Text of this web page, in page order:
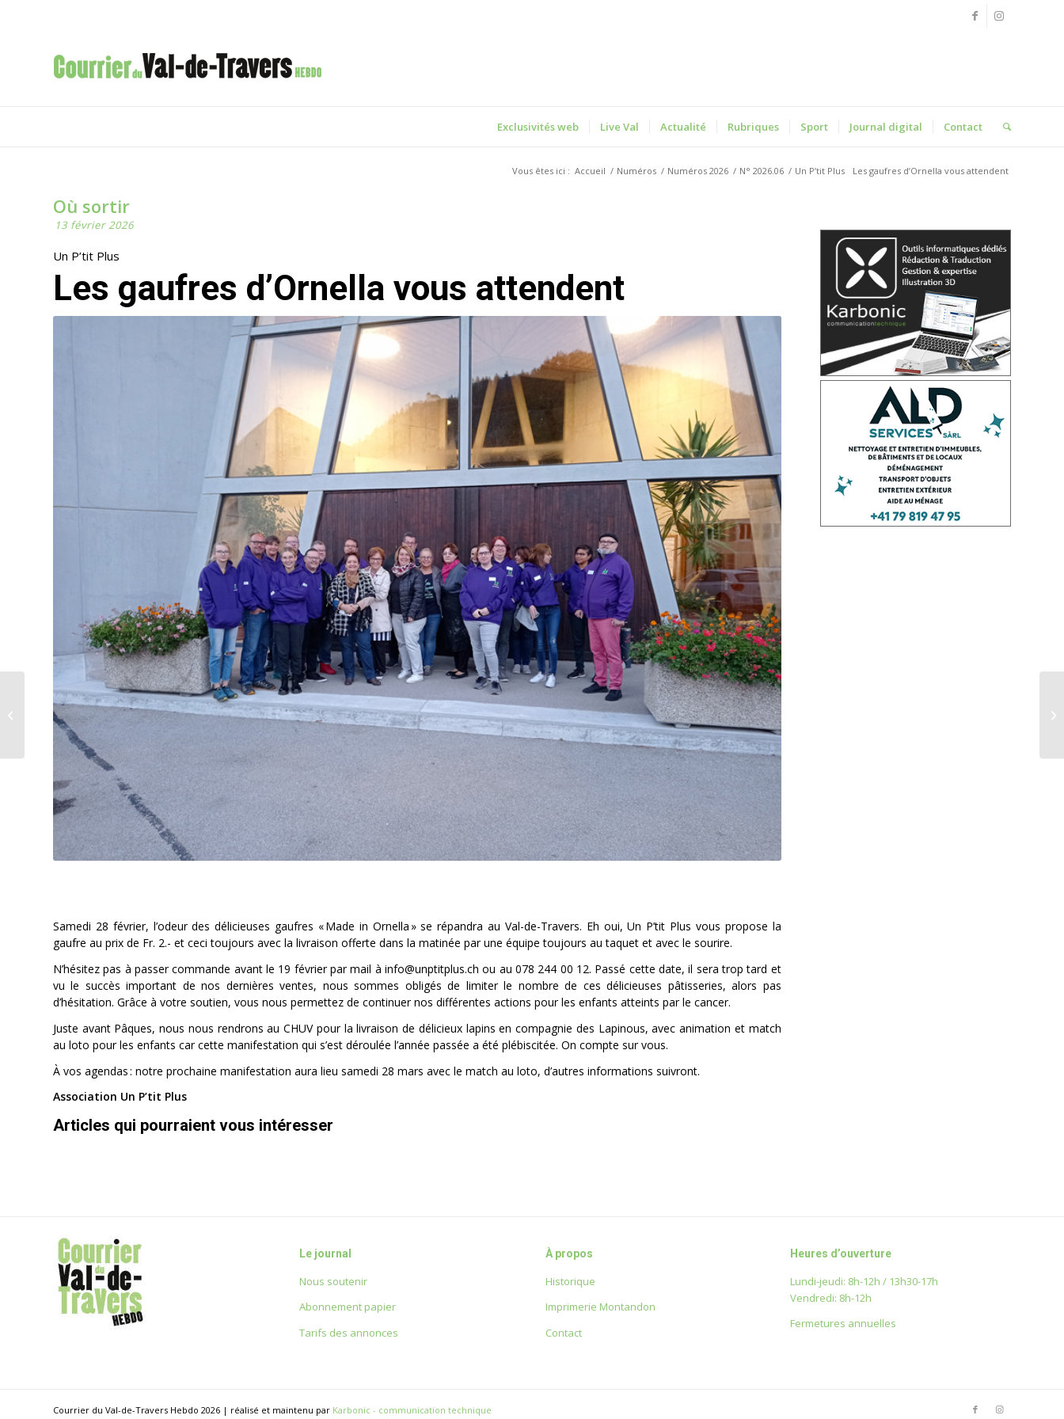
Exclusivités web Live Val Actualité Rubriques Sport Journal digital Contact
Vous êtes ici : Accueil / Numéros / Numéros 2026 / N° 2026.06 / Un P’tit Plus Les gaufres d’Ornella vous attendent
Où sortir
13 février 2026
Un P’tit Plus
Les gaufres d’Ornella vous attendent
Samedi 28 février, l’odeur des délicieuses gaufres « Made in Ornella » se répandra au Val-de-Travers. Eh oui, Un P’tit Plus vous propose la
gaufre au prix de Fr. 2.- et ceci toujours avec la livraison offerte dans la matinée par une équipe toujours au taquet et avec le sourire.
N’hésitez pas à passer commande avant le 19 février par mail à info@unptitplus.ch ou au 078 244 00 12. Passé cette date, il sera trop tard et
vu le succès important de nos dernières ventes, nous sommes obligés de limiter le nombre de ces délicieuses pâtisseries, alors pas
d’hésitation. Grâce à votre soutien, vous nous permettez de continuer nos différentes actions pour les enfants atteints par le cancer.
Juste avant Pâques, nous nous rendrons au CHUV pour la livraison de délicieux lapins en compagnie des Lapinous, avec animation et match
au loto pour les enfants car cette manifestation qui s’est déroulée l’année passée a été plébiscitée. On compte sur vous.
À vos agendas : notre prochaine manifestation aura lieu samedi 28 mars avec le match au loto, d’autres informations suivront.
Association Un P’tit Plus
Articles qui pourraient vous intéresser
Le journal
Nous soutenir
Abonnement papier
Tarifs des annonces
À propos
Historique
Imprimerie Montandon
Contact
Heures d’ouverture
Lundi-jeudi: 8h-12h / 13h30-17h
Vendredi: 8h-12h
Fermetures annuelles
Courrier du Val-de-Travers Hebdo 2026 | réalisé et maintenu par Karbonic - communication technique
La kermesse de la paroisse c’est ce
samedi!